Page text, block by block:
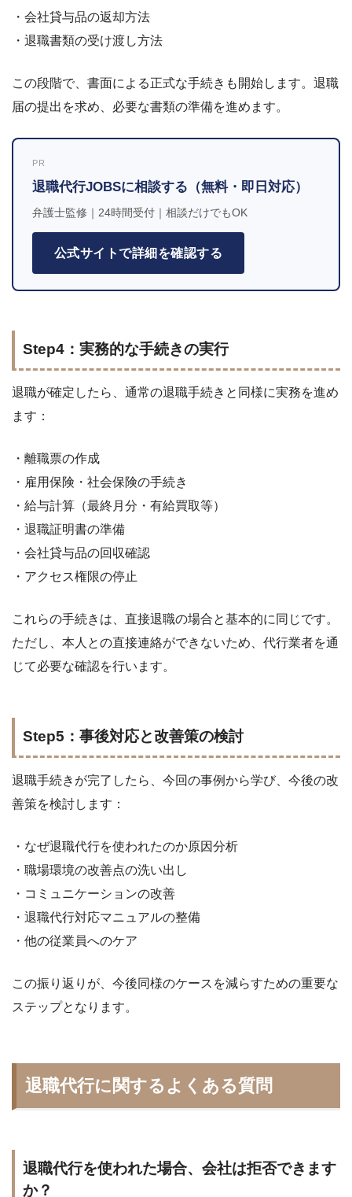
・会社貸与品の返却方法
・退職書類の受け渡し方法
この段階で、書面による正式な手続きも開始します。退職
届の提出を求め、必要な書類の準備を進めます。
PR
退職代行JOBSに相談する（無料・即日対応）
弁護士監修｜24時間受付｜相談だけでもOK
公式サイトで詳細を確認する
Step4：実務的な手続きの実行
退職が確定したら、通常の退職手続きと同様に実務を進め
ます：
・離職票の作成
・雇用保険・社会保険の手続き
・給与計算（最終月分・有給買取等）
・退職証明書の準備
・会社貸与品の回収確認
・アクセス権限の停止
これらの手続きは、直接退職の場合と基本的に同じです。
ただし、本人との直接連絡ができないため、代行業者を通
じて必要な確認を行います。
Step5：事後対応と改善策の検討
退職手続きが完了したら、今回の事例から学び、今後の改
善策を検討します：
・なぜ退職代行を使われたのか原因分析
・職場環境の改善点の洗い出し
・コミュニケーションの改善
・退職代行対応マニュアルの整備
・他の従業員へのケア
この振り返りが、今後同様のケースを減らすための重要な
ステップとなります。
退職代行に関するよくある質問
退職代行を使われた場合、会社は拒否できます
か？